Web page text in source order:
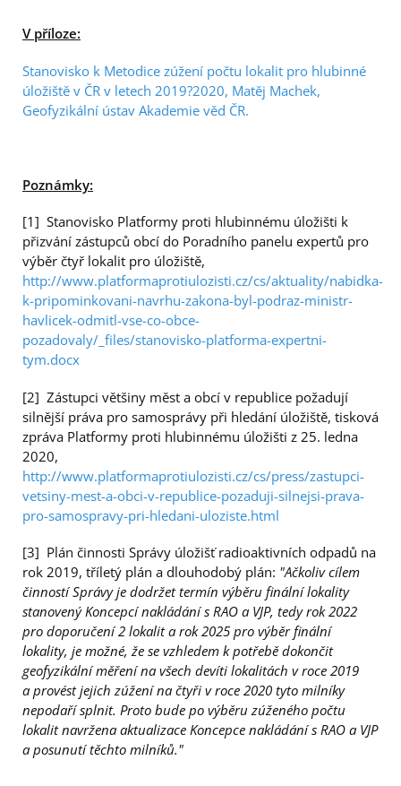
V příloze:
Stanovisko k Metodice zúžení počtu lokalit pro hlubinné
úložiště v ČR v letech 2019?2020, Matěj Machek,
Geofyzikální ústav Akademie věd ČR.
Poznámky:
[1] Stanovisko Platformy proti hlubinnému úložišti k
přizvání zástupců obcí do Poradního panelu expertů pro
výběr čtyř lokalit pro úložiště,
http://www.platformaprotiulozisti.cz/cs/aktuality/nabidka-
k-pripominkovani-navrhu-zakona-byl-podraz-ministr-
havlicek-odmitl-vse-co-obce-
pozadovaly/_files/stanovisko-platforma-expertni-
tym.docx
[2] Zástupci většiny měst a obcí v republice požadují
silnější práva pro samosprávy při hledání úložiště, tisková
zpráva Platformy proti hlubinnému úložišti z 25. ledna
2020,
http://www.platformaprotiulozisti.cz/cs/press/zastupci-
vetsiny-mest-a-obci-v-republice-pozaduji-silnejsi-prava-
pro-samospravy-pri-hledani-uloziste.html
[3] Plán činnosti Správy úložišť radioaktivních odpadů na
rok 2019, tříletý plán a dlouhodobý plán: "Ačkoliv cílem
činností Správy je dodržet termín výběru finální lokality
stanovený Koncepcí nakládání s RAO a VJP, tedy rok 2022
pro doporučení 2 lokalit a rok 2025 pro výběr finální
lokality, je možné, že se vzhledem k potřebě dokončit
geofyzikální měření na všech devíti lokalitách v roce 2019
a provést jejich zúžení na čtyři v roce 2020 tyto milníky
nepodaří splnit. Proto bude po výběru zúženého počtu
lokalit navržena aktualizace Koncepce nakládání s RAO a VJP
a posunutí těchto milníků."